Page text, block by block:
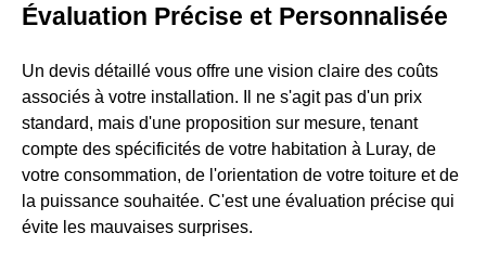
Évaluation Précise et Personnalisée
Un devis détaillé vous offre une vision claire des coûts
associés à votre installation. Il ne s'agit pas d'un prix
standard, mais d'une proposition sur mesure, tenant
compte des spécificités de votre habitation à Luray, de
votre consommation, de l'orientation de votre toiture et de
la puissance souhaitée. C'est une évaluation précise qui
évite les mauvaises surprises.